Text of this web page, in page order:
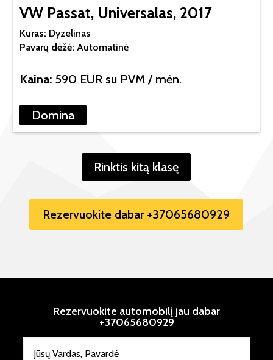
VW Passat, Universalas, 2017
Kuras: Dyzelinas
Pavarų dėžė: Automatinė
Kaina: 590 EUR su PVM / mėn.
Domina
Rinktis kitą klasę
Rezervuokite dabar +37065680929
Rezervuokite automobilį jau dabar
+37065680929